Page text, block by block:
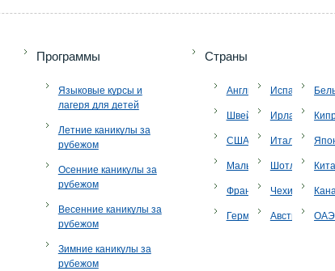
Программы
Языковые курсы и
лагеря для детей
Летние каникулы за
рубежом
Осенние каникулы за
рубежом
Весенние каникулы за
рубежом
Зимние каникулы за
рубежом
Страны
Англия
Швейцария
США
Мальта
Франция
Германия
Испания
Ирландия
Италия
Шотландия
Чехия
Австрия
Кипр
ОАЭ